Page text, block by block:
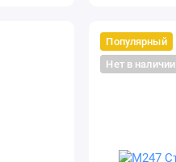
Популярный
Нет в наличии